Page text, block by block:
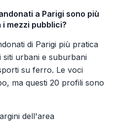
a Parigi sono più
mezzi pubblici?
di Parigi più pratica
siti urbani e suburbani
su ferro. Le voci
ma questi 20 profili sono
dell'area